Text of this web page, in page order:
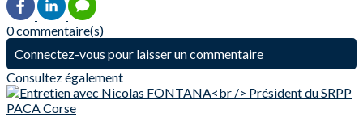
0 commentaire(s)
Connectez-vous pour laisser un commentaire
Consultez également